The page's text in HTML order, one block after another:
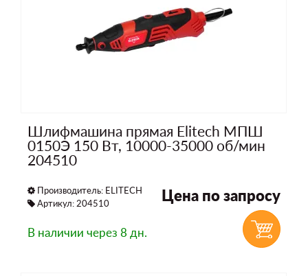
Шлифмашина прямая Elitech МПШ
0150Э 150 Вт, 10000-35000 об/мин
204510
Производитель: ELITECH
Артикул: 204510
Цена по запросу
В наличии через 8 дн.